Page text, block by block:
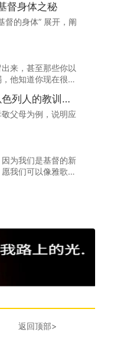
督身体之秘
督的身体” 展开，阐
来，甚至那些你以
他知道你现在很痛
列人的教训与
父母为例，说明应
为我们是基督的新
我们可以像雅歌中
返回顶部>